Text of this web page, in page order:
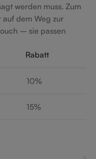
werden muss. Zum
auf dem Weg zur
– sie passen
Rabatt
10%
15%